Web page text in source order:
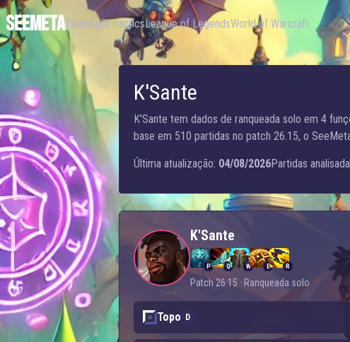
SEEMETATeamfight TacticsLeague of LegendsWorld of Warcraft
K'Sante
K'Sante tem dados de ranqueada solo em 4
base em 510 partidas no patch 26.15, o
Última atualização: 04/08/2026Partidas
K'Sante
P Q W E R
Patch 26.15 · Ranqueada solo
Topo D